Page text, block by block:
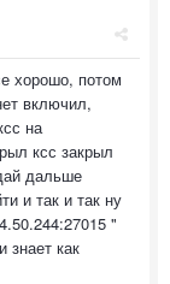
хорошо, потом
включил,
на
ксс закрыл
дальше
и так и так ну
"
знает как